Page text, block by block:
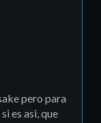
pero para
es asi, que